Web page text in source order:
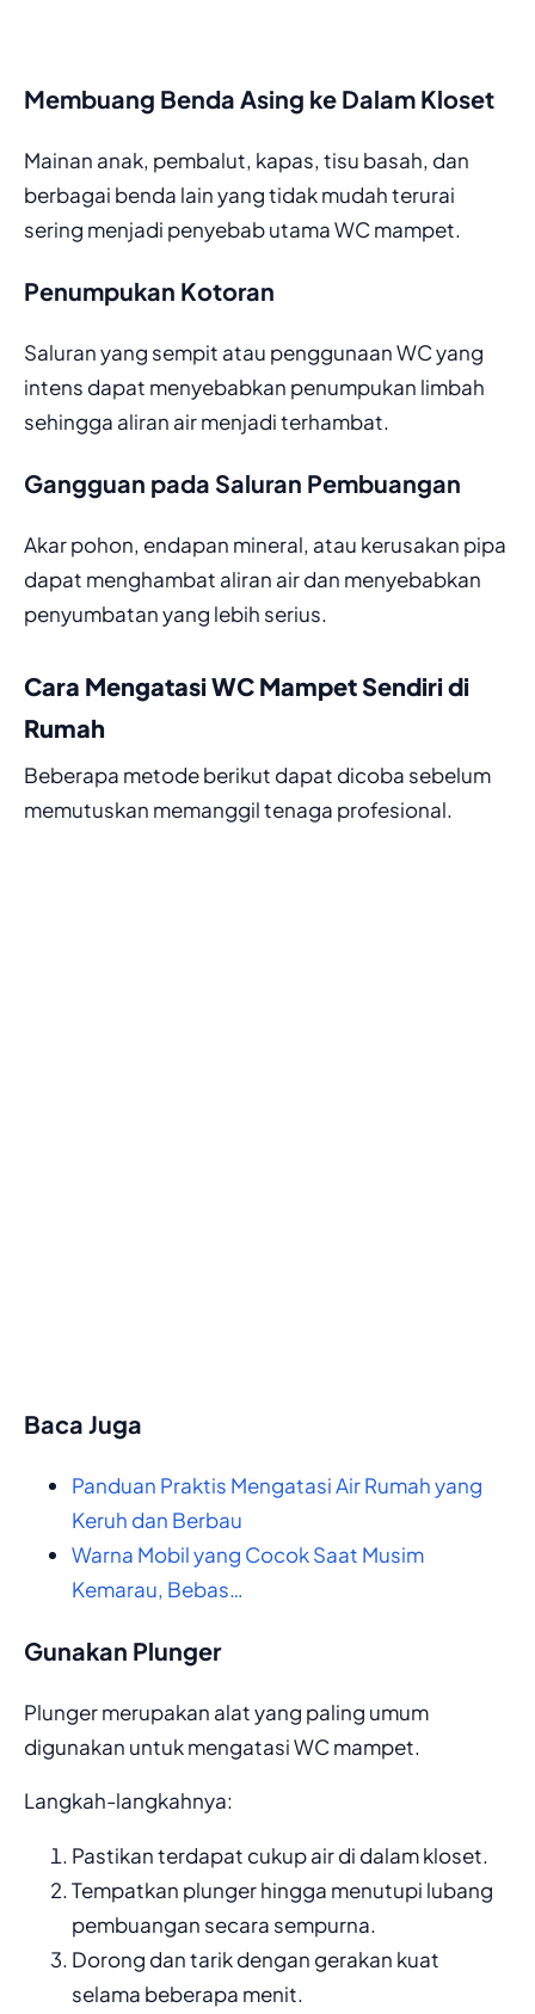
Membuang Benda Asing ke Dalam Kloset
Mainan anak, pembalut, kapas, tisu basah, dan
berbagai benda lain yang tidak mudah terurai
sering menjadi penyebab utama WC mampet.
Penumpukan Kotoran
Saluran yang sempit atau penggunaan WC yang
intens dapat menyebabkan penumpukan limbah
sehingga aliran air menjadi terhambat.
Gangguan pada Saluran Pembuangan
Akar pohon, endapan mineral, atau kerusakan pipa
dapat menghambat aliran air dan menyebabkan
penyumbatan yang lebih serius.
Cara Mengatasi WC Mampet Sendiri di
Rumah
Beberapa metode berikut dapat dicoba sebelum
memutuskan memanggil tenaga profesional.
Baca Juga
Panduan Praktis Mengatasi Air Rumah yang
Keruh dan Berbau
Warna Mobil yang Cocok Saat Musim
Kemarau, Bebas…
Gunakan Plunger
Plunger merupakan alat yang paling umum
digunakan untuk mengatasi WC mampet.
Langkah-langkahnya:
Pastikan terdapat cukup air di dalam kloset.
Tempatkan plunger hingga menutupi lubang
pembuangan secara sempurna.
Dorong dan tarik dengan gerakan kuat
selama beberapa menit.